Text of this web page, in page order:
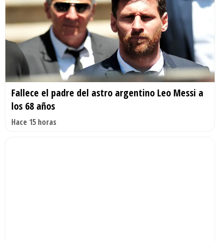
Fallece el padre del astro argentino Leo Messi a
los 68 años
Hace 15 horas